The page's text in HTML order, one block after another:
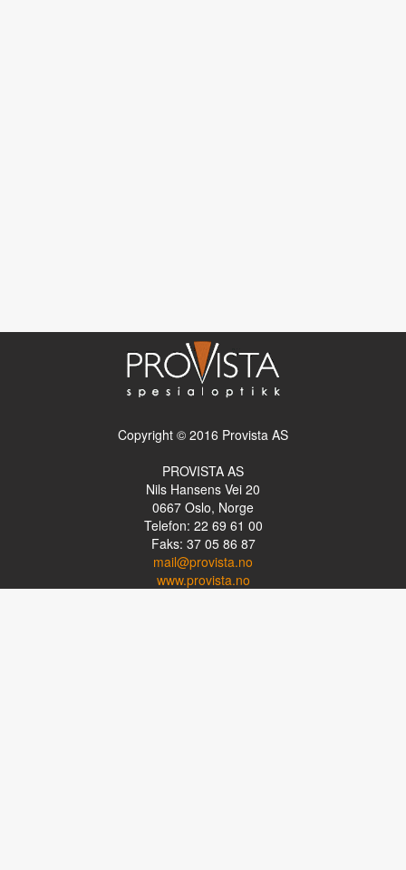
Copyright © 2016 Provista AS
PROVISTA AS
Nils Hansens Vei 20
0667 Oslo, Norge
Telefon: 22 69 61 00
Faks: 37 05 86 87
mail@provista.no
www.provista.no